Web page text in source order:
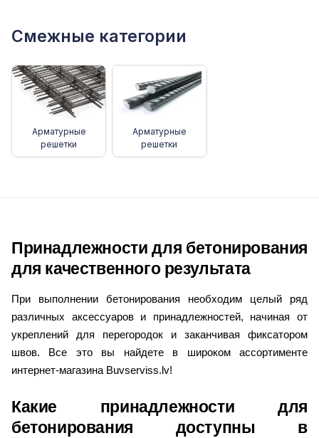
Смежные категории
Арматурные
решетки
Арматурные
решетки
Принадлежности для бетонирования
для качественного результата
При выполнении бетонирования необходим целый ряд
различных аксессуаров и принадлежностей, начиная от
укреплений для перегородок и заканчивая фиксатором
швов. Все это вы найдете в широком ассортименте
интернет-магазина Buvserviss.lv!
Какие принадлежности для
бетонирования доступны в